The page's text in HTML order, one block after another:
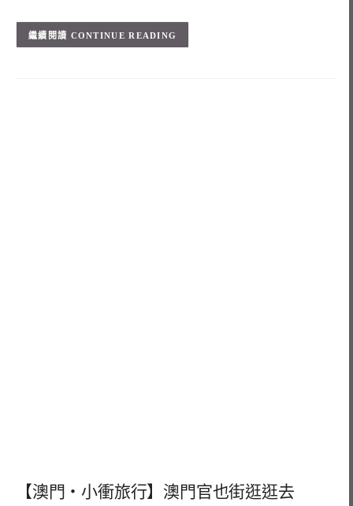
CONTINUE READING
【澳門‧小衝旅行】澳門官也街逛逛去